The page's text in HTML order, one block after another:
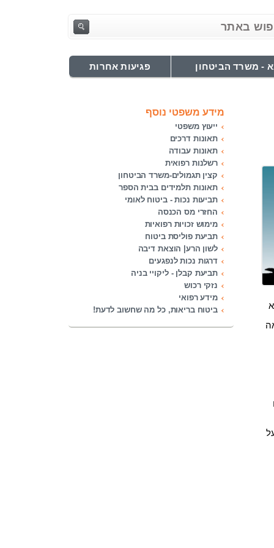
- משרד הביטחון פגיעות אחרות
מידע משפטי נוסף
ייעוץ משפטי
תאונות דרכים
תאונות עבודה
רשלנות רפואית
קצין תגמולים-משרד הביטחון
תאונות תלמידים בבית הספר
תביעות נכות - ביטוח לאומי
החזרי מס הכנסה
מימוש זכויות רפואיות
תביעת פוליסת ביטוח
לשון הרע| הוצאת דיבה
דרגות נכות לנפגעים
תביעת קבלן - ליקויי בניה
נזקי רכוש
מידע רפואי
ביטוח בריאות, כל מה שחשוב לדעת!